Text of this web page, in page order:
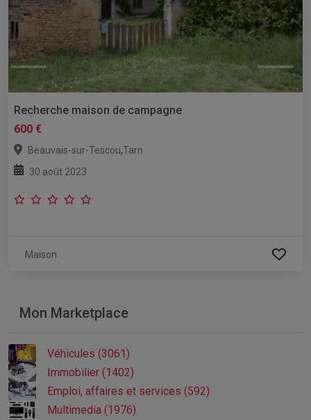
Recherche maison de campagne
600 €
Beauvais-sur-Tescou,Tarn
30 août 2023
Maison
Mon Marketplace
Véhicules (3061)
Immobilier (1402)
Emploi, affaires et services (592)
Multimedia (1976)